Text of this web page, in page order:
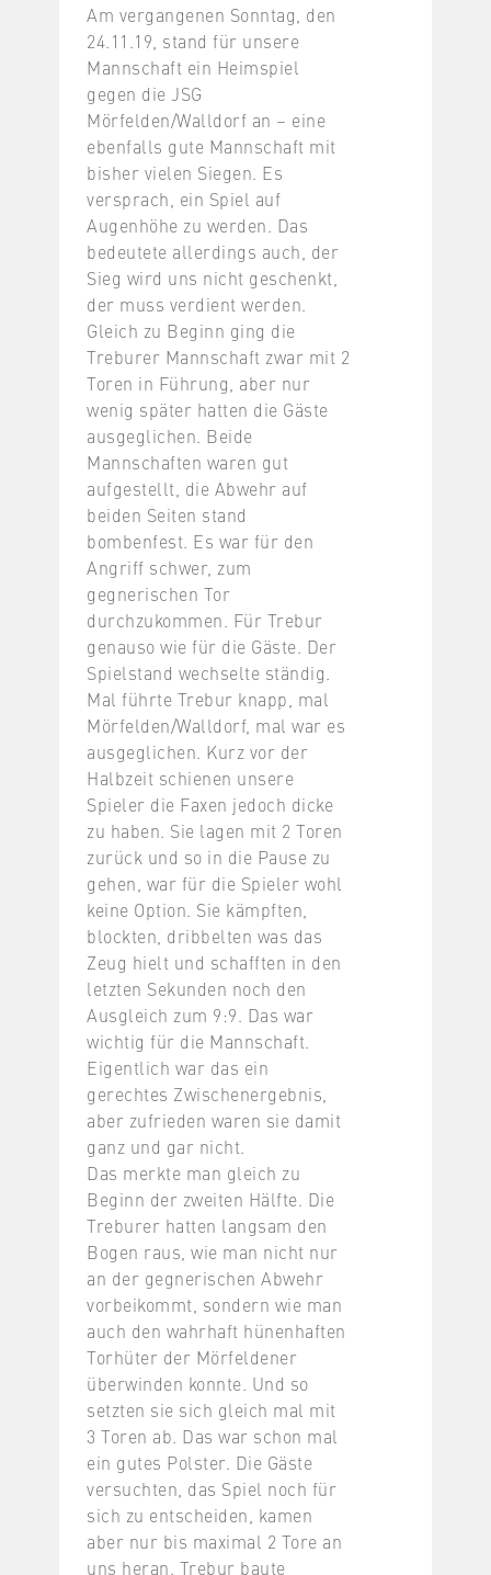
Am vergangenen Sonntag, den
24.11.19, stand für unsere
Mannschaft ein Heimspiel
gegen die JSG
Mörfelden/Walldorf an – eine
ebenfalls gute Mannschaft mit
bisher vielen Siegen. Es
versprach, ein Spiel auf
Augenhöhe zu werden. Das
bedeutete allerdings auch, der
Sieg wird uns nicht geschenkt,
der muss verdient werden.
Gleich zu Beginn ging die
Treburer Mannschaft zwar mit 2
Toren in Führung, aber nur
wenig später hatten die Gäste
ausgeglichen. Beide
Mannschaften waren gut
aufgestellt, die Abwehr auf
beiden Seiten stand
bombenfest. Es war für den
Angriff schwer, zum
gegnerischen Tor
durchzukommen. Für Trebur
genauso wie für die Gäste. Der
Spielstand wechselte ständig.
Mal führte Trebur knapp, mal
Mörfelden/Walldorf, mal war es
ausgeglichen. Kurz vor der
Halbzeit schienen unsere
Spieler die Faxen jedoch dicke
zu haben. Sie lagen mit 2 Toren
zurück und so in die Pause zu
gehen, war für die Spieler wohl
keine Option. Sie kämpften,
blockten, dribbelten was das
Zeug hielt und schafften in den
letzten Sekunden noch den
Ausgleich zum 9:9. Das war
wichtig für die Mannschaft.
Eigentlich war das ein
gerechtes Zwischenergebnis,
aber zufrieden waren sie damit
ganz und gar nicht.
Das merkte man gleich zu
Beginn der zweiten Hälfte. Die
Treburer hatten langsam den
Bogen raus, wie man nicht nur
an der gegnerischen Abwehr
vorbeikommt, sondern wie man
auch den wahrhaft hünenhaften
Torhüter der Mörfeldener
überwinden konnte. Und so
setzten sie sich gleich mal mit
3 Toren ab. Das war schon mal
ein gutes Polster. Die Gäste
versuchten, das Spiel noch für
sich zu entscheiden, kamen
aber nur bis maximal 2 Tore an
uns heran. Trebur baute